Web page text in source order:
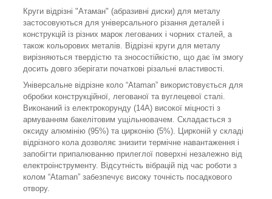
Круги відрізні "Атаман" (абразивні диски) для металу
застосовуються для універсального різання деталей і
конструкцій із різних марок легованих і чорних сталей, а
також кольорових металів. Відрізні круги для металу
вирізняються твердістю та зносостійкістю, що дає їм змогу
досить довго зберігати початкові різальні властивості.
Універсальне відрізне коло “Ataman” використовується для
обробки конструкційної, легованої та вуглецевої сталі.
Виконаний із електрокорунду (14А) високої міцності з
армуванням бакелітовим ущільнювачем. Складається з
оксиду алюмінію (95%) та цирконію (5%). Цирконій у складі
відрізного кола дозволяє знизити термічне навантаження і
запобігти припалюванню прилеглої поверхні незалежно від
електроінструменту. Відсутність вібрацій під час роботи з
колом “Ataman” забезпечує високу точність посадкового
отвору.